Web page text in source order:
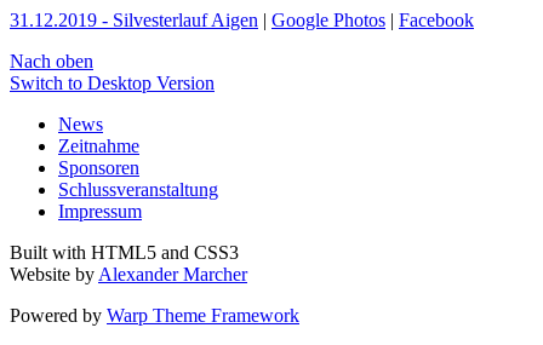
31.12.2019 - Silvesterlauf Aigen | Google Photos | Facebook
Nach oben
Switch to Desktop Version
News
Zeitnahme
Sponsoren
Schlussveranstaltung
Impressum
Built with HTML5 and CSS3
Website byAlexander Marcher
Powered by Warp Theme Framework